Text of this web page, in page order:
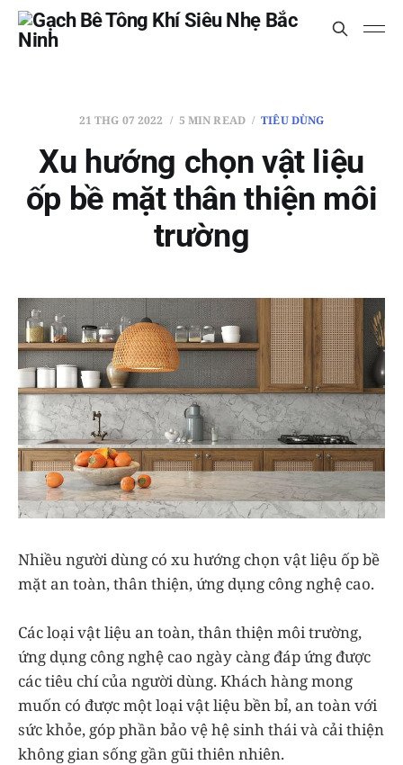
21 THG 07 2022 5 MIN READ TIÊU DÙNG
Xu hướng chọn vật liệu
ốp bề mặt thân thiện môi
trường
Nhiều người dùng có xu hướng chọn vật liệu ốp bề
mặt an toàn, thân thiện, ứng dụng công nghệ cao.
Các loại vật liệu an toàn, thân thiện môi trường,
ứng dụng công nghệ cao ngày càng đáp ứng được
các tiêu chí của người dùng. Khách hàng mong
muốn có được một loại vật liệu bền bỉ, an toàn với
sức khỏe, góp phần bảo vệ hệ sinh thái và cải thiện
không gian sống gần gũi thiên nhiên.